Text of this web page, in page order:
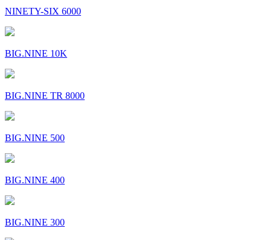
NINETY-SIX 6000
BIG.NINE 10K
BIG.NINE TR 8000
BIG.NINE 500
BIG.NINE 400
BIG.NINE 300